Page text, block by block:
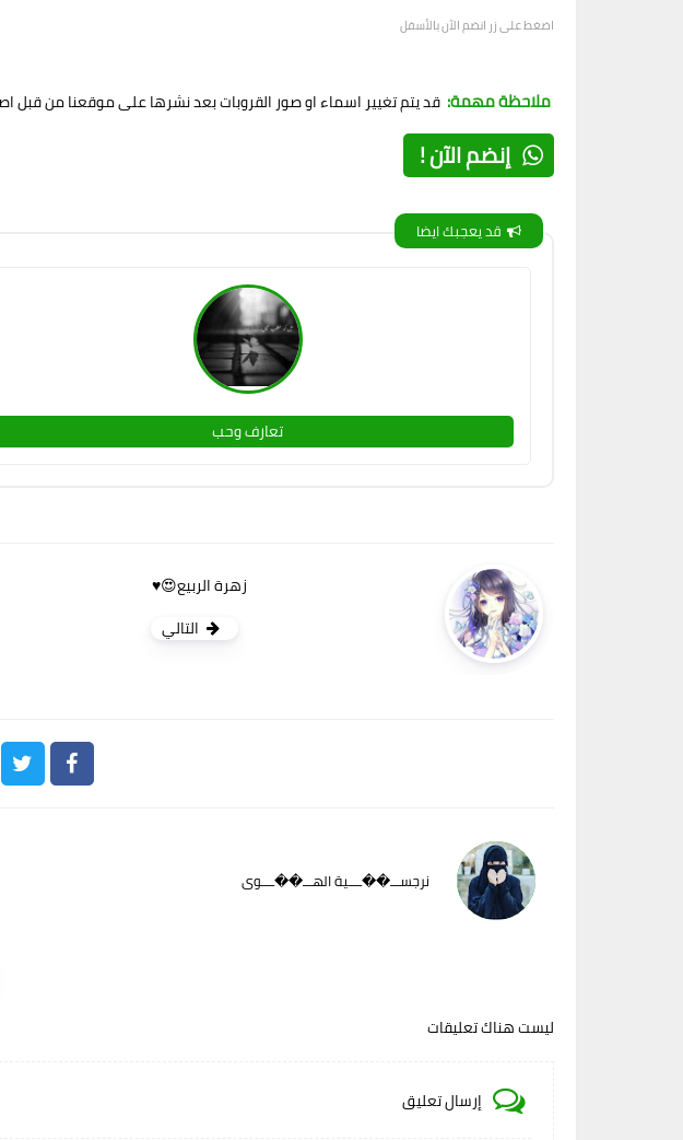
اضغط على زر انضم الآن بالأسفل
ملاحظة مهمة: قد يتم تغيير اسماء او صور القروبات بعد نشرها على موقعنا من
إنضم الآن !
قد يعجبك ايضا
تعارف وحب
زهرة الربيع😍♥️
التالي
نرجســـ��ــــية الهـــ��ــــوى
ليست هناك تعليقات
إرسال تعليق